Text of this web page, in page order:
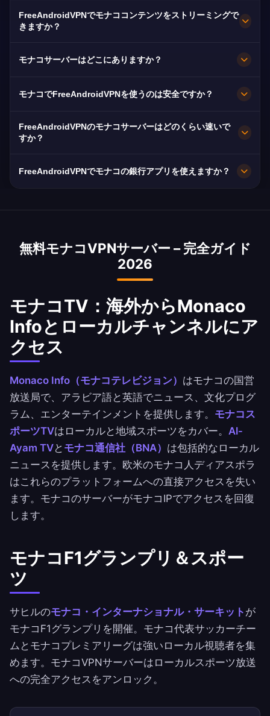
はい！FreeAndroidVPNのモナコサーバーは隠れ
た費用、試用期間、クレジットカード不要で
ミンのモナコVPNサーバーへの無制限アクセス。
FreeAndroidVPNでモナココンテンツをストリーミングで
きますか？
モナコスポーツTVなどモナコプラットフォームの
のユーザーがバッファなしHDストリーミングを
モナコサーバーはどこにありますか？
ダミンを含むモナコ各地に複数の高速サーバーを
運営しています。すべてのサーバーは最高速度の
ために10 Gbps接続を持っています。
モナコでFreeAndroidVPNを使うのは安全ですか？
絶対に安全です。FreeAndroidVPNは軍事グレー
ドのAES-256暗号化と厳格なノーログポリシーを
務付けており、VPNはプライバシーに不可欠で
FreeAndroidVPNのモナコサーバーはどのくらい速いで
すか？
れた速度を提供します。モナコの平均インターネ
化するよう最適化されています。
FreeAndroidVPNでモナコの銀行アプリを使えますか？
スにアクセスするためによく使われます。モナコ
全にアクセス。
無料モナコVPNサーバー – 完全ガイド
2026
モナコTV：海外からMonaco
Infoとローカルチャンネルにア
クセス
Monaco Info（モナコテレビジョン） はモナコの国営
放送局で、アラビア語と英語でニュース、文化プログ
ラム、エンターテインメントを提供します。 モナコス
ポーツTVはローカルと地域スポーツをカバー。 Al-
Ayam TVと モナコ通信社（BNA） は包括的なローカル
ニュースを提供します。欧米のモナコ人ディアスポラ
はこれらのプラットフォームへの直接アクセスを失い
ます。モナコのサーバーがモナコIPでアクセスを回復
します。
モナコF1グランプリ＆スポー
ツ
サヒルのモナコ・インターナショナル・サーキット が
モナコF1グランプリを開催。モナコ代表サッカーチー
ムとモナコプレミアリーグは強いローカル視聴者を集
めます。モナコVPNサーバーはローカルスポーツ放送
への完全アクセスをアンロック。